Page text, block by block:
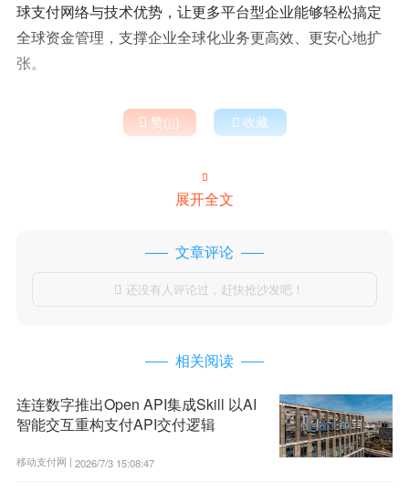
球支付网络与技术优势，让更多平台型企业能够轻松搞定
全球资金管理，支撑企业全球化业务更高效、更安心地扩
张。
 赞()  收藏

展开全文
文章评论
 还没有人评论过，赶快抢沙发吧！
相关阅读
连连数字推出Open API集成Skill 以AI
智能交互重构支付API交付逻辑
移动支付网 | 2026/7/3 15:08:47